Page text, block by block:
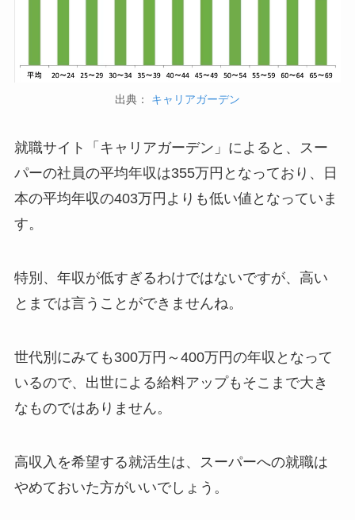
出典： キャリアガーデン
就職サイト「キャリアガーデン」によると、スー
パーの社員の平均年収は355万円 となっており、日
本の平均年収の403万円よりも低い値となっていま
す。
特別、 年収が低すぎるわけではないですが、高い
とまでは言うことができませんね。
世代別にみても300万円～400万円の年収となって
いるので、出世による給料アップもそこまで大き
なものではありません。
高収入を希望する就活生は、スーパーへの就職は
やめておいた方がいいでしょう。